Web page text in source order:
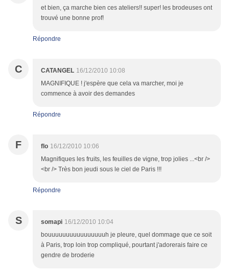
et bien, ça marche bien ces ateliers!! super! les brodeuses ont
trouvé une bonne prof!
Répondre
C CATANGEL 16/12/2010 10:08
MAGNIFIQUE ! j'espère que cela va marcher, moi je
commence à avoir des demandes
Répondre
F flo 16/12/2010 10:06
Magnifiques les fruits, les feuilles de vigne, trop jolies ...<br />
<br /> Très bon jeudi sous le ciel de Paris !!!
Répondre
S somapi 16/12/2010 10:04
bouuuuuuuuuuuuuuuuh je pleure, quel dommage que ce soit
à Paris, trop loin trop compliqué, pourtant j'adorerais faire ce
gendre de broderie